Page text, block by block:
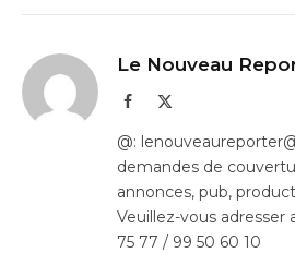
Le Nouveau
Facebook
@:
demandes de
annonces, pub,
Veuillez-vous adresser
75 77 / 99 50 60 10